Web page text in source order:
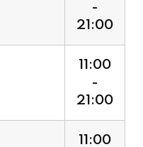
11:00
-
21:00
11:00
-
21:00